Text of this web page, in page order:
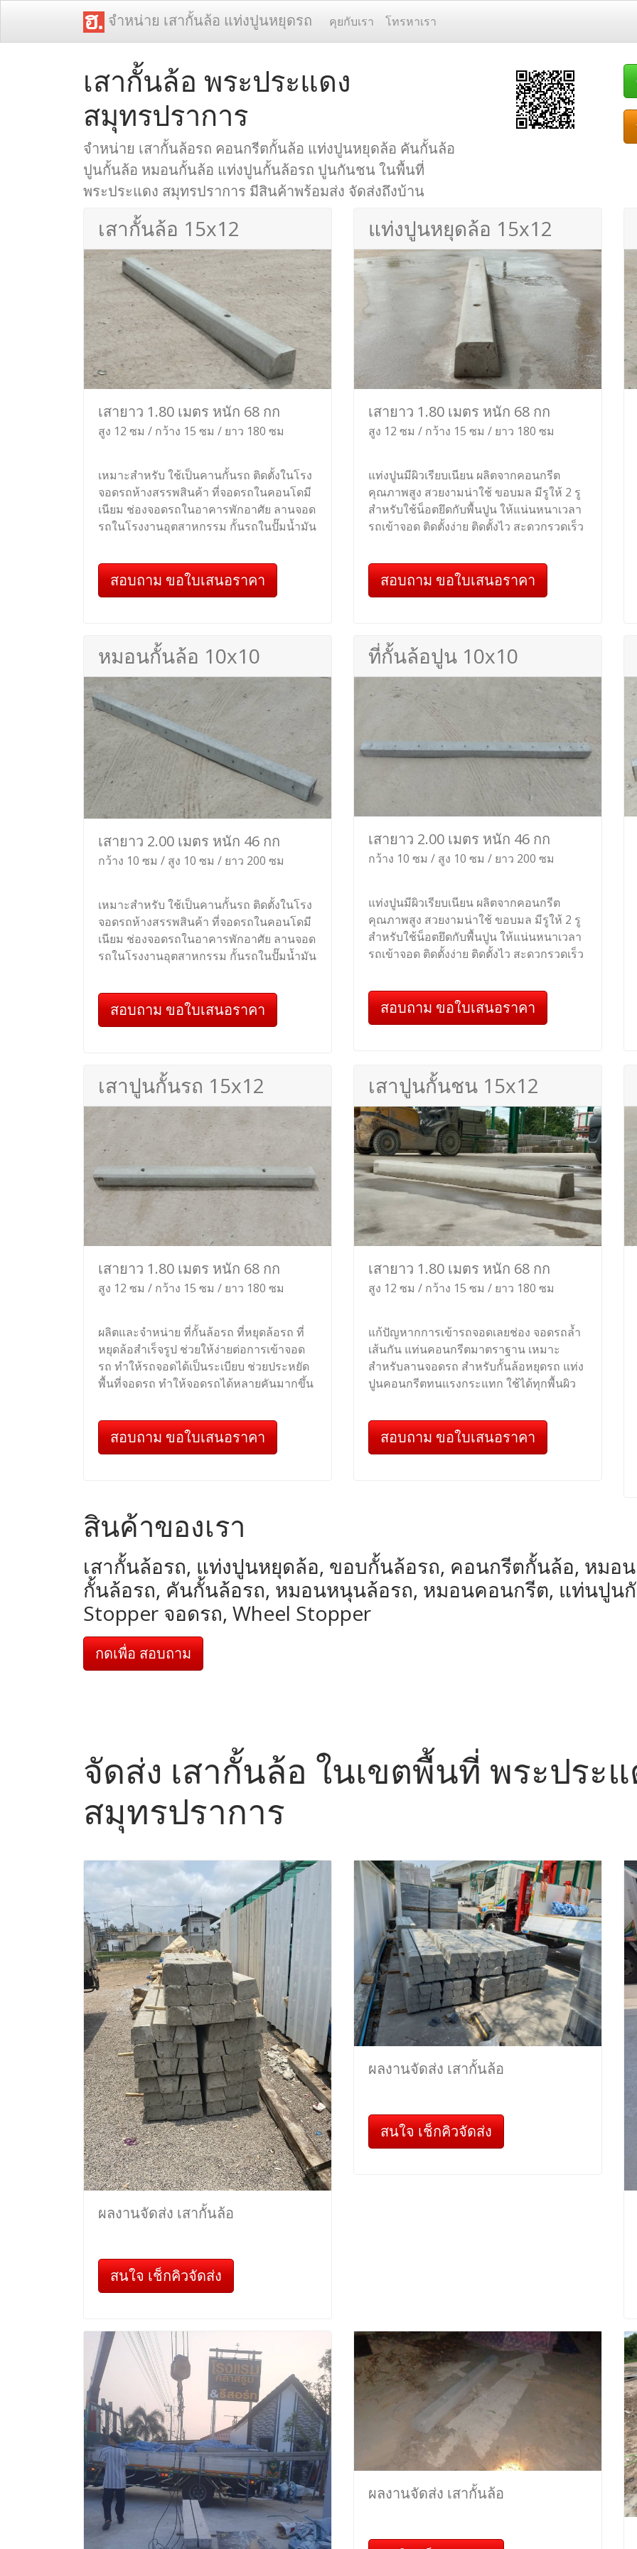
จำหน่าย เสากั้นล้อ แท่งปูนหยุดรถ คุยกับเรา โทรหาเรา
เสากั้นล้อ พระประแดง
สมุทรปราการ
จำหน่าย เสากั้นล้อรถ คอนกรีตกั้นล้อ แท่งปูนหยุดล้อ คันกั้นล้อ
ปูนกั้นล้อ หมอนกั้นล้อ แท่งปูนกั้นล้อรถ ปูนกันชน ในพื้นที่
พระประแดง สมุทรปราการ มีสินค้าพร้อมส่ง จัดส่งถึงบ้าน
เสากั้นล้อ 15x12
เสายาว 1.80 เมตร หนัก 68 กก
สูง 12 ซม / กว้าง 15 ซม / ยาว 180 ซม
เหมาะสำหรับ ใช้เป็นคานกั้นรถ ติดตั้งในโรง
จอดรถห้างสรรพสินค้า ที่จอดรถในคอนโดมี
เนียม ช่องจอดรถในอาคารพักอาศัย ลานจอด
รถในโรงงานอุตสาหกรรม กั้นรถในปั๊มน้ำมัน
สอบถาม ขอใบเสนอราคา
แท่งปูนหยุดล้อ 15x12
เสายาว 1.80 เมตร หนัก 68 กก
สูง 12 ซม / กว้าง 15 ซม / ยาว 180 ซม
แท่งปูนมีผิวเรียบเนียน ผลิตจากคอนกรีต
คุณภาพสูง สวยงามน่าใช้ ขอบมล มีรูให้ 2 รู
สำหรับใช้น็อตยึดกับพื้นปูน ให้แน่นหนาเวลา
รถเข้าจอด ติดตั้งง่าย ติดตั้งไว สะดวกรวดเร็ว
สอบถาม ขอใบเสนอราคา
หมอนกั้นล้อ 10x10
เสายาว 2.00 เมตร หนัก 46 กก
กว้าง 10 ซม / สูง 10 ซม / ยาว 200 ซม
เหมาะสำหรับ ใช้เป็นคานกั้นรถ ติดตั้งในโรง
จอดรถห้างสรรพสินค้า ที่จอดรถในคอนโดมี
เนียม ช่องจอดรถในอาคารพักอาศัย ลานจอด
รถในโรงงานอุตสาหกรรม กั้นรถในปั๊มน้ำมัน
สอบถาม ขอใบเสนอราคา
ที่กั้นล้อปูน 10x10
เสายาว 2.00 เมตร หนัก 46 กก
กว้าง 10 ซม / สูง 10 ซม / ยาว 200 ซม
แท่งปูนมีผิวเรียบเนียน ผลิตจากคอนกรีต
คุณภาพสูง สวยงามน่าใช้ ขอบมล มีรูให้ 2 รู
สำหรับใช้น็อตยึดกับพื้นปูน ให้แน่นหนาเวลา
รถเข้าจอด ติดตั้งง่าย ติดตั้งไว สะดวกรวดเร็ว
สอบถาม ขอใบเสนอราคา
เสาปูนกั้นรถ 15x12
เสายาว 1.80 เมตร หนัก 68 กก
สูง 12 ซม / กว้าง 15 ซม / ยาว 180 ซม
ผลิตและจำหน่าย ที่กั้นล้อรถ ที่หยุดล้อรถ ที่
หยุดล้อสำเร็จรูป ช่วยให้ง่ายต่อการเข้าจอด
รถ ทำให้รถจอดได้เป็นระเบียบ ช่วยประหยัด
พื้นที่จอดรถ ทำให้จอดรถได้หลายคันมากขึ้น
สอบถาม ขอใบเสนอราคา
เสาปูนกั้นชน 15x12
เสายาว 1.80 เมตร หนัก 68 กก
สูง 12 ซม / กว้าง 15 ซม / ยาว 180 ซม
แก้ปัญหากการเข้ารถจอดเลยช่อง จอดรถล้ำ
เส้นกัน แท่นคอนกรีตมาตราฐาน เหมาะ
สำหรับลานจอดรถ สำหรับกั้นล้อหยุดรถ แท่ง
ปูนคอนกรีตทนแรงกระแทก ใช้ได้ทุกพื้นผิว
สอบถาม ขอใบเสนอราคา
สินค้าของเรา
เสากั้นล้อรถ, แท่งปูนหยุดล้อ, ขอบกั้นล้อรถ, คอนกรีตกั้นล้อ, หม
กั้นล้อรถ, คันกั้นล้อรถ, หมอนหนุนล้อรถ, หมอนคอนกรีต, แท่นปูน
Stopper จอดรถ, Wheel Stopper
กดเพื่อ สอบถาม
จัดส่ง เสากั้นล้อ ในเขตพื้นที่ พระประ
สมุทรปราการ
ผลงานจัดส่ง เสากั้นล้อ
สนใจ เช็กคิวจัดส่ง
ผลงานจัดส่ง เสากั้นล้อ
สนใจ เช็กคิวจัดส่ง
ผลงานจัดส่ง เสากั้นล้อ